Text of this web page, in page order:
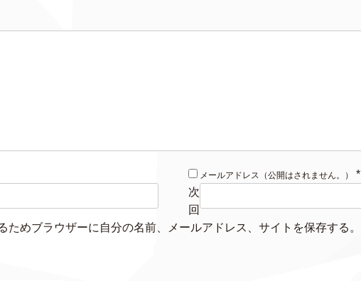
メールアドレス（公開はされません。）
*
次
回
ためブラウザーに自分の名前、メールアドレス、サイトを保存する。